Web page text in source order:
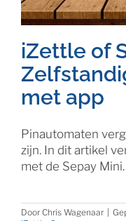
iZettle of
met app
Pinautomaten
zijn. In dit artikel
met de Sepay
Door Chris Wagenaar